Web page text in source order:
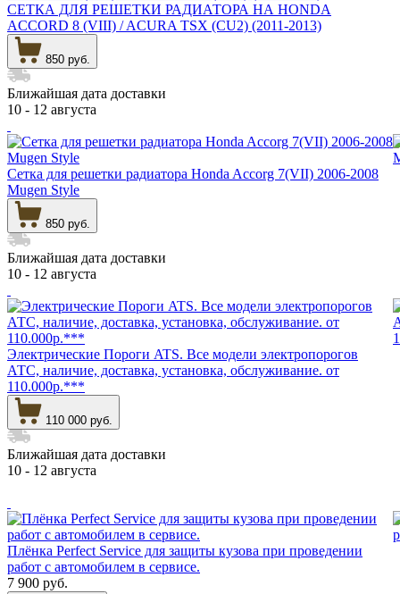
СЕТКА ДЛЯ РЕШЕТКИ РАДИАТОРА НА HONDA
ACCORD 8 (VIII) / ACURA TSX (CU2) (2011-2013)
850 руб.
Ближайшая дата доставки
10 - 12 августа
Сетка для решетки радиатора Honda Accorg 7(VII) 2006-2008
Mugen Style
850 руб.
Ближайшая дата доставки
10 - 12 августа
Электрические Пороги ATS. Все модели электропорогов
АТС, наличие, доставка, установка, обслуживание. от
110.000р.***
110 000 руб.
Ближайшая дата доставки
10 - 12 августа
Плёнка Perfect Service для защиты кузова при проведении
работ с автомобилем в сервисе.
7 900 руб.